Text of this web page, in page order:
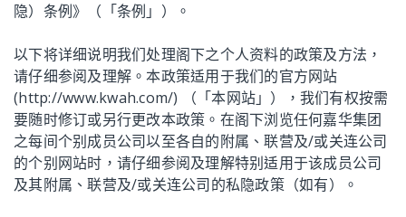
隐）条例》（「条例」）。
以下将详细说明我们处理阁下之个人资料的政策及方法，
请仔细参阅及理解。本政策适用于我们的官方网站
(http://www.kwah.com/) （「本网站」），我们有权按需
要随时修订或另行更改本政策。在阁下浏览任何嘉华集团
之每间个别成员公司以至各自的附属、联营及/或关连公司
的个别网站时，请仔细参阅及理解特别适用于该成员公司
及其附属、联营及/或关连公司的私隐政策（如有）。